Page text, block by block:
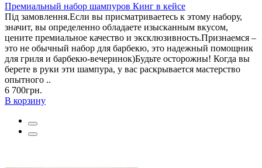
Премиальный набор шампуров Кинг в кейсе
Під замовлення.Если вы присматриваетесь к этому набору,
значит, вы определенно обладаете изысканным вкусом,
цените премиальное качество и эксклюзивность.Признаемся –
это не обычный набор для барбекю, это надежный помощник
для гриля и барбекю-вечеринок)Будьте осторожны! Когда вы
берете в руки эти шампура, у вас раскрывается мастерство
опытного ..
6 700грн.
В корзину